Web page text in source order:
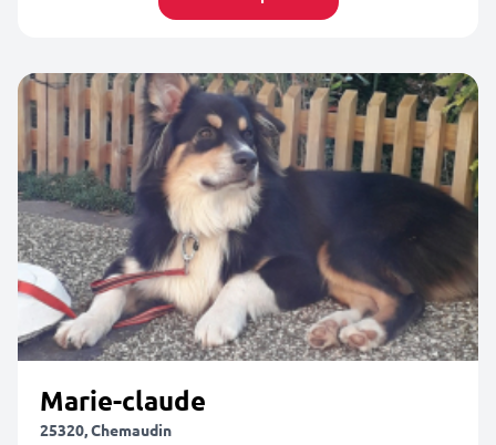
Marie-claude
25320, Chemaudin